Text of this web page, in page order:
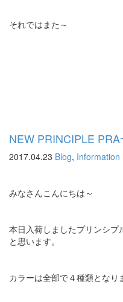
それではまた～
NEW PRINCIPLE
2017.04.23 Blog, Information
みなさんこんにちは～
本日入荷しましたプリンシ
と思います。
カラーは全部で４種類となり